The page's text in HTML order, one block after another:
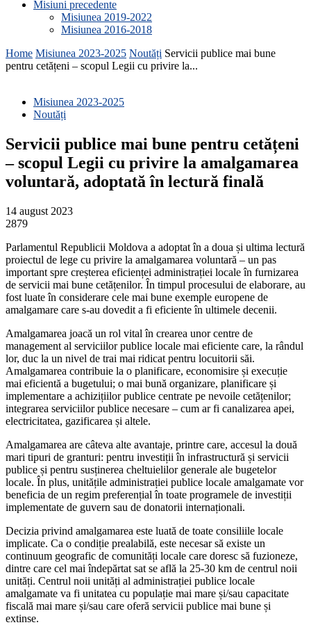
Misiuni precedente
Misiunea 2019-2022
Misiunea 2016-2018
Home Misiunea 2023-2025 Noutăți Servicii publice mai bune
pentru cetățeni – scopul Legii cu privire la...
Misiunea 2023-2025
Noutăți
Servicii publice mai bune pentru cetățeni
– scopul Legii cu privire la amalgamarea
voluntară, adoptată în lectură finală
14 august 2023
2879
Parlamentul Republicii Moldova a adoptat în a doua și ultima lectură
proiectul de lege cu privire la amalgamarea voluntară – un pas
important spre creșterea eficienței administrației locale în furnizarea
de servicii mai bune cetățenilor. În timpul procesului de elaborare, au
fost luate în considerare cele mai bune exemple europene de
amalgamare care s-au dovedit a fi eficiente în ultimele decenii.
Amalgamarea joacă un rol vital în crearea unor centre de
management al serviciilor publice locale mai eficiente care, la rândul
lor, duc la un nivel de trai mai ridicat pentru locuitorii săi.
Amalgamarea contribuie la o planificare, economisire și execuție
mai eficientă a bugetului; o mai bună organizare, planificare și
implementare a achizițiilor publice centrate pe nevoile cetățenilor;
integrarea serviciilor publice necesare – cum ar fi canalizarea apei,
electricitatea, gazificarea și altele.
Amalgamarea are câteva alte avantaje, printre care, accesul la două
mari tipuri de granturi: pentru investiții în infrastructură și servicii
publice și pentru susținerea cheltuielilor generale ale bugetelor
locale. În plus, unitățile administrației publice locale amalgamate vor
beneficia de un regim preferențial în toate programele de investiții
implementate de guvern sau de donatorii internaționali.
Decizia privind amalgamarea este luată de toate consiliile locale
implicate. Ca o condiție prealabilă, este necesar să existe un
continuum geografic de comunități locale care doresc să fuzioneze,
dintre care cel mai îndepărtat sat se află la 25-30 km de centrul noii
unități. Centrul noii unități al administrației publice locale
amalgamate va fi unitatea cu populație mai mare și/sau capacitate
fiscală mai mare și/sau care oferă servicii publice mai bune și
extinse.